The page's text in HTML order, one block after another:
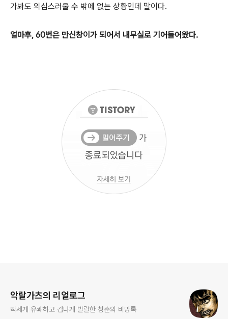
가봐도 의심스러울 수 밖에 없는 상황인데 말이다.
얼마후, 60번은 만신창이가 되어서 내무실로 기어들어왔다.
악랄가츠의 리얼로그
빡세게 유쾌하고 겁나게 발랄한 청춘의 비망록